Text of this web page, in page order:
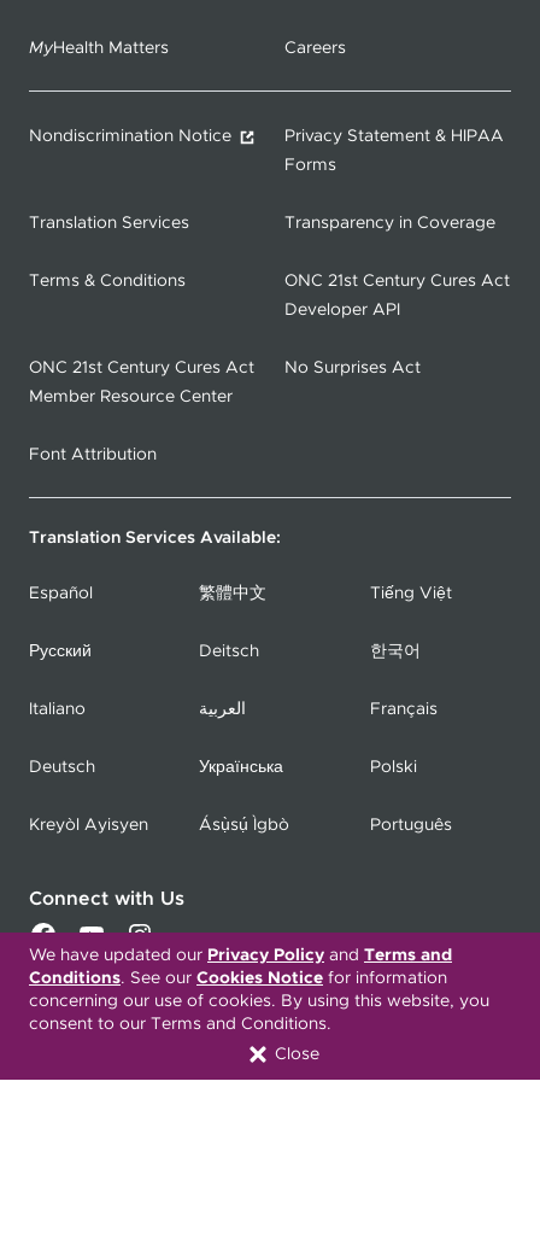
We have updated our Privacy Policy and Terms and
Conditions. See our Cookies Notice for information
concerning our use of cookies. By using this website, you
consent to our Terms and Conditions.
Close
MyHealth Matters Careers
Nondiscrimination Notice
Privacy Statement & HIPAA
Forms
Translation Services Transparency in Coverage
Terms & Conditions
ONC 21st Century Cures Act
Developer API
ONC 21st Century Cures Act
Member Resource Center
No Surprises Act
Font Attribution
Translation Services Available:
Español 繁體中文 Tiếng Việt
Русский Deitsch 한국어
Italiano العربية Français
Deutsch Українська Polski
Kreyòl Ayisyen Ásụ̀sụ́ Ìgbò Português
Connect with Us
Download our Mobile App